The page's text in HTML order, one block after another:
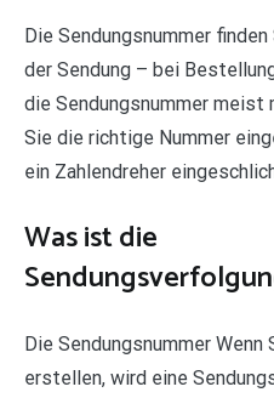
Die Sendungsnummer
der Sendung – bei
die Sendungsnummer
Sie die richtige Nummer
ein Zahlendreher
Was ist die
Die Sendungsnummer
erstellen, wird eine